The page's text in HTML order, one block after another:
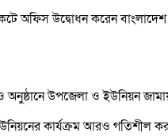
অফিস উদ্বোধন করেন বাংলাদেশ
উপজেলা ও ইউনিয়ন
কার্যক্রম আরও গতিশীল